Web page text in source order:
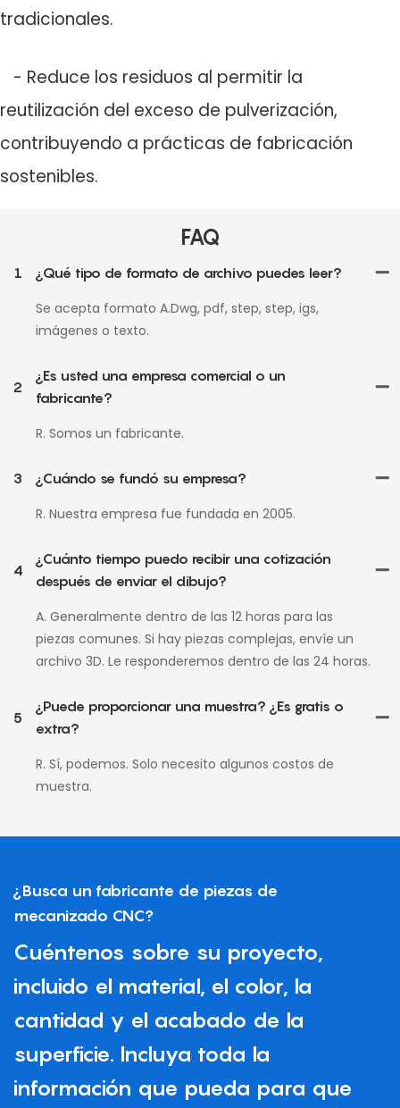
tradicionales.
- Reduce los residuos al permitir la
reutilización del exceso de pulverización,
contribuyendo a prácticas de fabricación
sostenibles.
FAQ
1
¿Qué tipo de formato de archivo puedes leer?
Se acepta formato A.Dwg, pdf, step, step, igs,
imágenes o texto.
2
¿Es usted una empresa comercial o un
fabricante?
R. Somos un fabricante.
3
¿Cuándo se fundó su empresa?
R. Nuestra empresa fue fundada en 2005.
4
¿Cuánto tiempo puedo recibir una cotización
después de enviar el dibujo?
A. Generalmente dentro de las 12 horas para las
piezas comunes. Si hay piezas complejas, envíe un
archivo 3D. Le responderemos dentro de las 24 horas.
5
¿Puede proporcionar una muestra? ¿Es gratis o
extra?
R. Sí, podemos. Solo necesito algunos costos de
muestra.
¿Busca un fabricante de piezas de
mecanizado CNC?
Cuéntenos sobre su proyecto,
incluido el material, el color, la
cantidad y el acabado de la
superficie. Incluya toda la
información que pueda para que